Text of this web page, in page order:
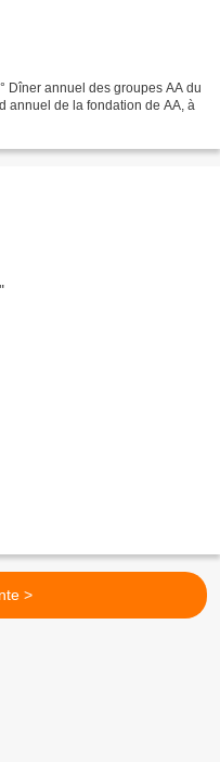
Dîner annuel des groupes AA du
annuel de la fondation de AA, à
>